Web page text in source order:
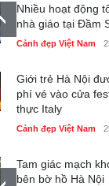
Nhiều hoạt động
nhà giáo tại Đầm
Cảnh đẹp Việt Nam
Giới trẻ Hà Nội
phí vé vào cửa
thực Italy
Cảnh đẹp Việt Nam
Tam giác mạch
bên bờ hồ Hà Nội